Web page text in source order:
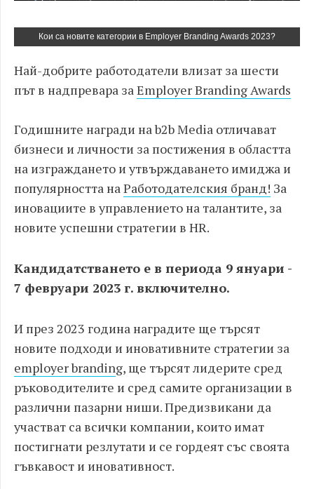
Кои са новите категории в Employer Branding Awards 2023?
Най-добрите работодатели влизат за шести
път в надпревара за Employer Branding Awards
Годишните награди на b2b Media отличават
бизнеси и личности за постижения в областта
на изграждането и утвърждаването имиджа и
популярността на Работодателския бранд! За
иновациите в управлението на талантите, за
новите успешни стратегии в HR.
Кандидатстването е в периода 9 януари -
7 февруари 2023 г. включително.
И през 2023 година наградите ще търсят
новите подходи и иновативните стратегии за
employer branding, ще търсят лидерите сред
ръководителите и сред самите организации в
различни пазарни ниши. Предизвикани да
участват са всички компании, които имат
постигнати резлутати и се гордеят със своята
гъвкавост и иновативност.